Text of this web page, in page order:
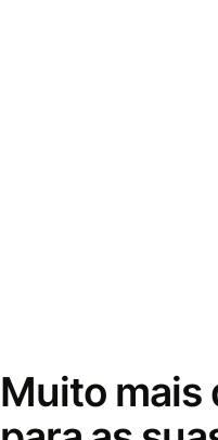
Muito mais